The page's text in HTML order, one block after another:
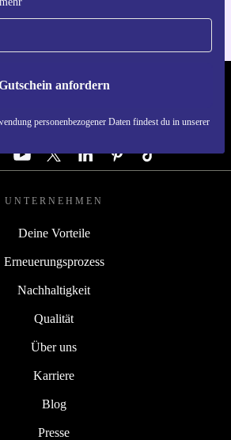
anfordern
personenbezogener Daten findest du in unserer
- RETHINK NEW.
FOLGE UNS
UNTERNEHMEN
Deine Vorteile
Erneuerungsprozess
Nachhaltigkeit
Qualität
Über uns
Karriere
Blog
Presse